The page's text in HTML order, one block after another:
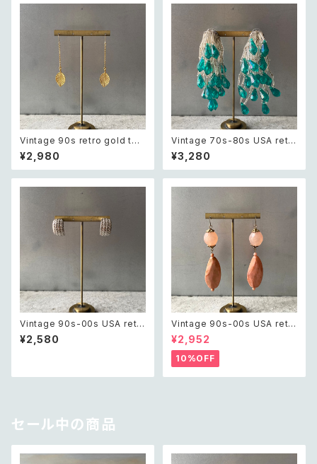
Vintage 90s retro gold ton
e botanical leaf pierce レト
ロ ヴィンテージ アクセサリー ゴ
ールド ボタニカル リーフ ピア
¥2,980
Vintage 70s-80s USA retr
o green tassel beads big
pierce レトロ アメリカ ヴィン
テージ アクセサリー グリーン タ
¥3,280
Vintage 90s-00s USA retr
o textured half hoop pierc
e レトロ アメリカ ヴィンテージ
¥2,580
Vintage 90s-00s USA retr
o pink×gold marble beads
pierce レトロ アメリカ ヴィン
テージ アクセサリー ピンク×ゴ
ールド マーブル ビーズ ピアス/
イヤリング
¥2,952
10%OFF
セール中の商品